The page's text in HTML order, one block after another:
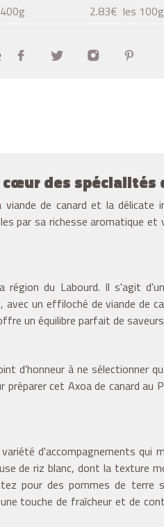
400g 2.83€ les 100g
des spécialités
de canard et la
par sa richesse aromatique
du Labourd. Il s'agit
un effiloché de viande de
un équilibre parfait de
d'honneur à ne sélectionner
cet Axoa de canard au
d'accompagnements qui
de riz blanc, dont la texture
pour des pommes de terre
touche de fraîcheur et de